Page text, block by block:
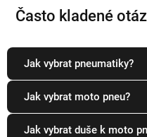
Často kladené
Jak vybrat pneumatiky?
Jak vybrat moto pneu?
Jak vybrat duše k moto